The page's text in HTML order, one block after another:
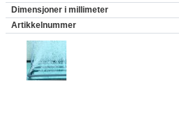
Dimensjoner i millimeter
Artikkelnummer